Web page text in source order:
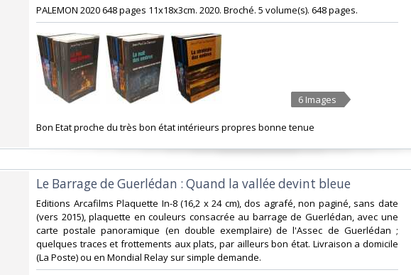
‎PALEMON 2020 648 pages 11x18x3cm. 2020. Broché. 5 volume(s). 648 pages.‎
6 Images
‎Bon Etat proche du très bon état intérieurs propres bonne tenue‎
‎Le Barrage de Guerlédan : Quand la vallée devint bleue‎
‎Editions Arcafilms Plaquette In-8 (16,2 x 24 cm), dos agrafé, non paginé, sans date
(vers 2015), plaquette en couleurs consacrée au barrage de Guerlédan, avec une
carte postale panoramique (en double exemplaire) de l'Assec de Guerlédan ;
quelques traces et frottements aux plats, par ailleurs bon état. Livraison a domicile
(La Poste) ou en Mondial Relay sur simple demande.‎